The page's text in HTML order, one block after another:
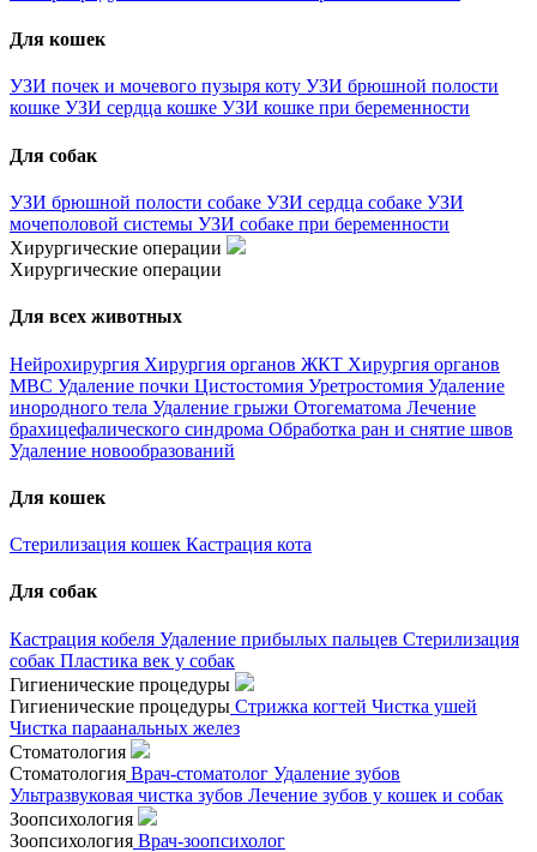
Для кошек
УЗИ почек и мочевого пузыря коту УЗИ брюшной полости
кошке УЗИ сердца кошке УЗИ кошке при беременности
Для собак
УЗИ брюшной полости собаке УЗИ сердца собаке УЗИ
мочеполовой системы УЗИ собаке при беременности
Хирургические операции
Хирургические операции
Для всех животных
Нейрохирургия Хирургия органов ЖКТ Хирургия органов
МВС Удаление почки Цистостомия Уретростомия Удаление
инородного тела Удаление грыжи Отогематома Лечение
брахицефалического синдрома Обработка ран и снятие швов
Удаление новообразований
Для кошек
Стерилизация кошек Кастрация кота
Для собак
Кастрация кобеля Удаление прибылых пальцев Стерилизация
собак Пластика век у собак
Гигиенические процедуры
Гигиенические процедуры Стрижка когтей Чистка ушей
Чистка параанальных желез
Стоматология
Стоматология Врач-стоматолог Удаление зубов
Ультразвуковая чистка зубов Лечение зубов у кошек и собак
Зоопсихология
Зоопсихология Врач-зоопсихолог